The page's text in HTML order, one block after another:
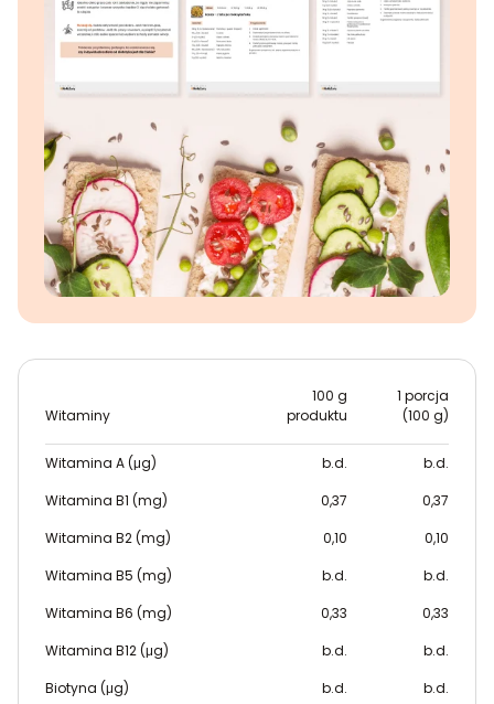
Witaminy
100 g
produktu
1 porcja
(100 g)
Witamina A (μg) b.d.
b.d.
Witamina B1 (mg)
0,37
0,37
Witamina B2 (mg)
0,10
0,10
Witamina B5 (mg)
b.d.
b.d.
Witamina B6 (mg)
0,33
0,33
Witamina B12 (μg)
b.d.
b.d.
Biotyna (μg)
b.d.
b.d.